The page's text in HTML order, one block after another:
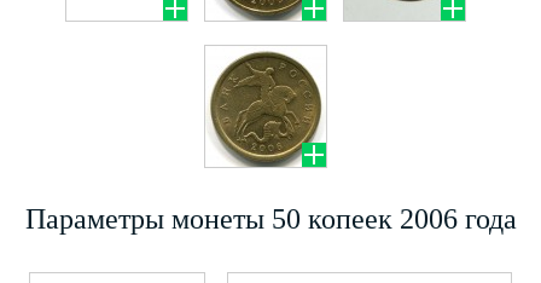
Параметры монеты 50 копеек 2006 года